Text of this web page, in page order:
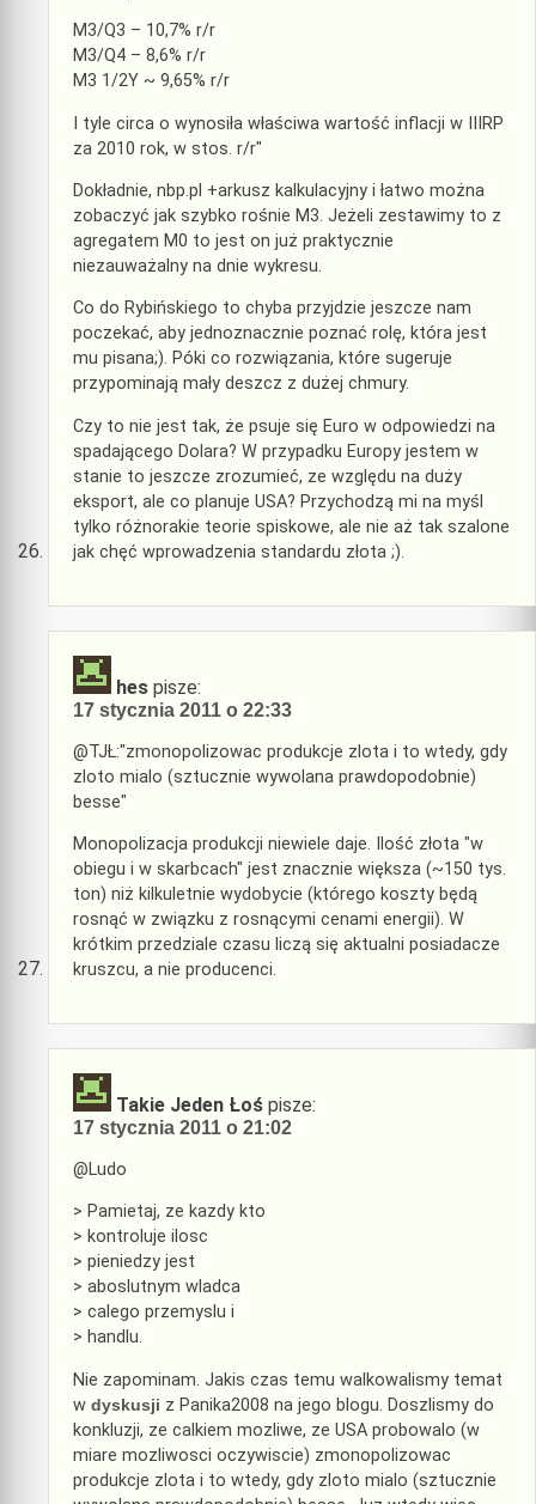
M3/Q3 – 10,7% r/r
M3/Q4 – 8,6% r/r
M3 1/2Y ~ 9,65% r/r
I tyle circa o wynosiła właściwa wartość inflacji w IIIRP
za 2010 rok, w stos. r/r"
Dokładnie, nbp.pl +arkusz kalkulacyjny i łatwo można
zobaczyć jak szybko rośnie M3. Jeżeli zestawimy to z
agregatem M0 to jest on już praktycznie
niezauważalny na dnie wykresu.
Co do Rybińskiego to chyba przyjdzie jeszcze nam
poczekać, aby jednoznacznie poznać rolę, która jest
mu pisana;). Póki co rozwiązania, które sugeruje
przypominają mały deszcz z dużej chmury.
Czy to nie jest tak, że psuje się Euro w odpowiedzi na
spadającego Dolara? W przypadku Europy jestem w
stanie to jeszcze zrozumieć, ze względu na duży
eksport, ale co planuje USA? Przychodzą mi na myśl
tylko różnorakie teorie spiskowe, ale nie aż tak szalone
jak chęć wprowadzenia standardu złota ;).
hes pisze:
17 stycznia 2011 o 22:33
@TJŁ:"zmonopolizowac produkcje zlota i to wtedy, gdy
zloto mialo (sztucznie wywolana prawdopodobnie)
besse"
Monopolizacja produkcji niewiele daje. Ilość złota "w
obiegu i w skarbcach" jest znacznie większa (~150 tys.
ton) niż kilkuletnie wydobycie (którego koszty będą
rosnąć w związku z rosnącymi cenami energii). W
krótkim przedziale czasu liczą się aktualni posiadacze
kruszcu, a nie producenci.
Takie Jeden Łoś pisze:
17 stycznia 2011 o 21:02
@Ludo
> Pamietaj, ze kazdy kto
> kontroluje ilosc
> pieniedzy jest
> aboslutnym wladca
> calego przemyslu i
> handlu.
Nie zapominam. Jakis czas temu walkowalismy temat
w dyskusji z Panika2008 na jego blogu. Doszlismy do
konkluzji, ze calkiem mozliwe, ze USA probowalo (w
miare mozliwosci oczywiscie) zmonopolizowac
produkcje zlota i to wtedy, gdy zloto mialo (sztucznie